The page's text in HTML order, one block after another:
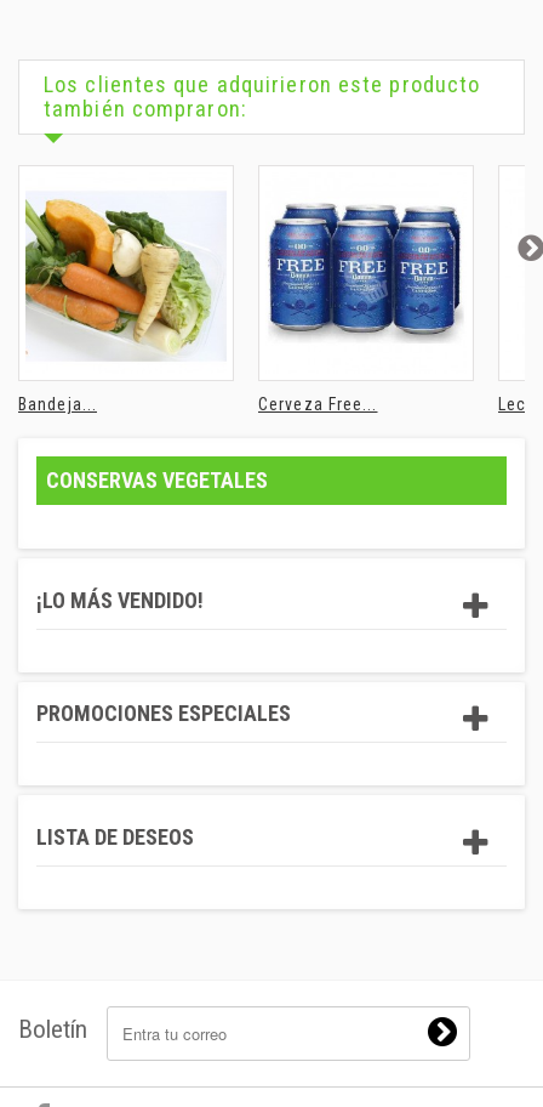
Los clientes que adquirieron este producto
también compraron:
Bandeja... Cerveza Free...
CONSERVAS VEGETALES
¡LO MÁS VENDIDO!
PROMOCIONES ESPECIALES
LISTA DE DESEOS
Boletín